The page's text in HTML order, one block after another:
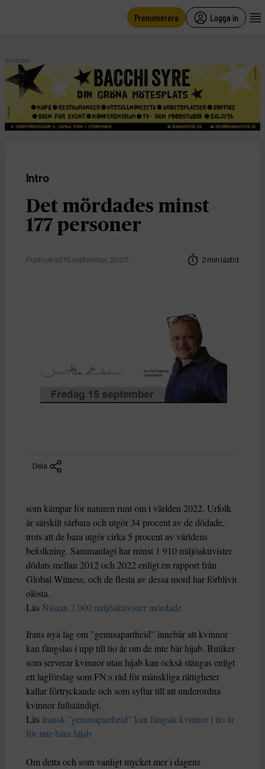
Prenumerera Logga in
ANNONS
Intro
Det mördades minst
177 personer
Publicerad 15 september, 2023 2 min lästid
Dela
som kämpar för naturen runt om i världen 2022. Urfolk
är särskilt sårbara och utgör 34 procent av de dödade,
trots att de bara utgör cirka 5 procent av världens
befolkning. Sammanlagt har minst 1 910 miljöaktivister
dödats mellan 2012 och 2022 enligt en rapport från
Global Witness, och de flesta av dessa mord har förblivit
olösta.
Läs Nästan 2 000 miljöaktivister mördade
Irans nya lag om ”genusapartheid” innebär att kvinnor
kan fängslas i upp till tio år om de inte bär hijab. Butiker
som serverar kvinnor utan hijab kan också stängas enligt
ett lagförslag som FN:s råd för mänskliga rättigheter
kallar förtryckande och som syftar till att underordna
kvinnor fullständigt.
Läs Iransk ”genusapartheid” kan fängsla kvinnor i tio år
för inte bära hijab
Om detta och som vanligt mycket mer i dagens